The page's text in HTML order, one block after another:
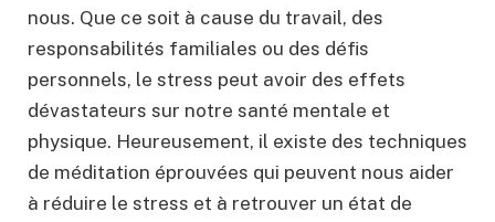
nous. Que ce soit à cause du travail, des
responsabilités familiales ou des défis
personnels, le stress peut avoir des effets
dévastateurs sur notre santé mentale et
physique. Heureusement, il existe des techniques
de méditation éprouvées qui peuvent nous aider
à réduire le stress et à retrouver un état de